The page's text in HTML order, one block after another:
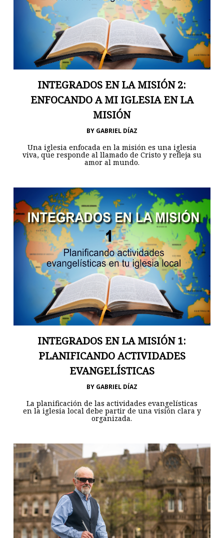
INTEGRADOS EN LA MISIÓN 2:
ENFOCANDO A MI IGLESIA EN LA
MISIÓN
BY GABRIEL DÍAZ
Una iglesia enfocada en la misión es una iglesia
viva, que responde al llamado de Cristo y refleja su
amor al mundo.
INTEGRADOS EN LA MISIÓN 1:
PLANIFICANDO ACTIVIDADES
EVANGELÍSTICAS
BY GABRIEL DÍAZ
La planificación de las actividades evangelísticas
en la iglesia local debe partir de una visión clara y
organizada.